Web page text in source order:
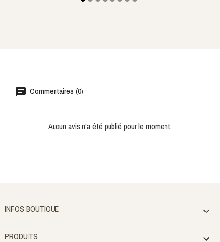
Commentaires (0)
Aucun avis n'a été publié pour le moment.
INFOS BOUTIQUE 
PRODUITS 